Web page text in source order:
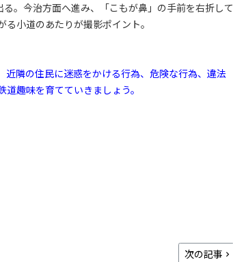
。今治方面へ進み、「こもが鼻」の手前を右折して
小道のあたりが撮影ポイント。
近隣の住民に迷惑をかける行為、危険な行為、違法
趣味を育てていきましょう。
次の記事